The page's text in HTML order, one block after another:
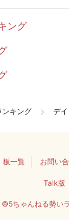
ング
ンキング デ
板一覧 お問い
Talk版
©5ちゃんねる勢い